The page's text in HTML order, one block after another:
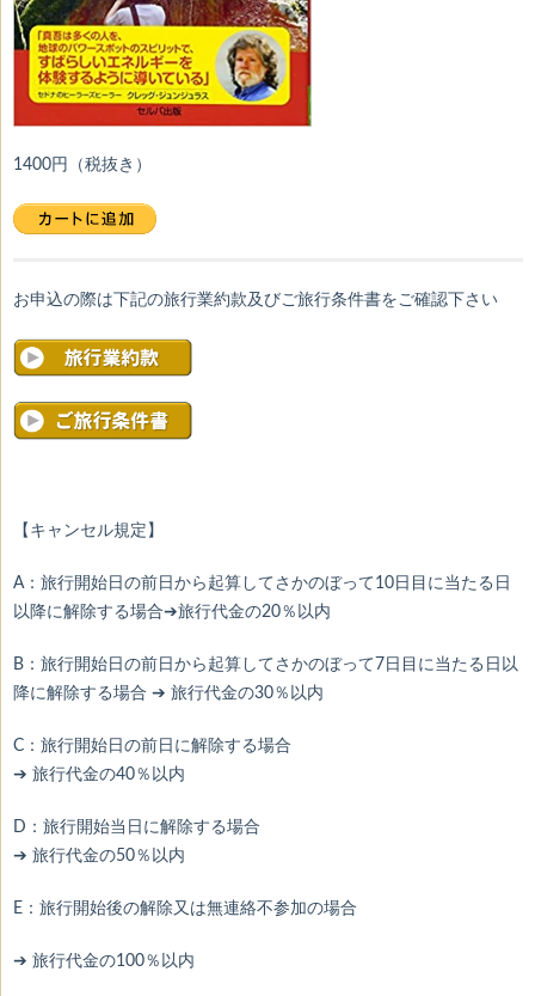
1400円（税抜き）
お申込の際は下記の旅行業約款及びご旅行条件書をご確認下さい
【キャンセル規定】
A：旅行開始日の前日から起算してさかのぼって10日目に当たる日
以降に解除する場合➔旅行代金の20％以内
B：旅行開始日の前日から起算してさかのぼって7日目に当たる日以
降に解除する場合 ➔ 旅行代金の30％以内
C：旅行開始日の前日に解除する場合
➔ 旅行代金の40％以内
D：旅行開始当日に解除する場合
➔ 旅行代金の50％以内
E：旅行開始後の解除又は無連絡不参加の場合
➔ 旅行代金の100％以内